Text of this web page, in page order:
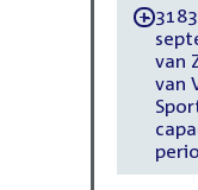
-
van
van